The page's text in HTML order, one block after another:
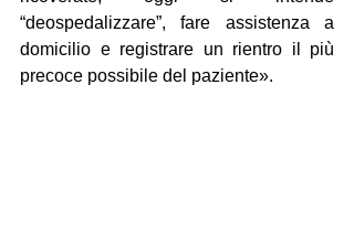
“deospedalizzare”, fare assistenza a
domicilio e registrare un rientro il più
precoce possibile del paziente».